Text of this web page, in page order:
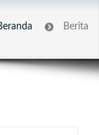
Berita